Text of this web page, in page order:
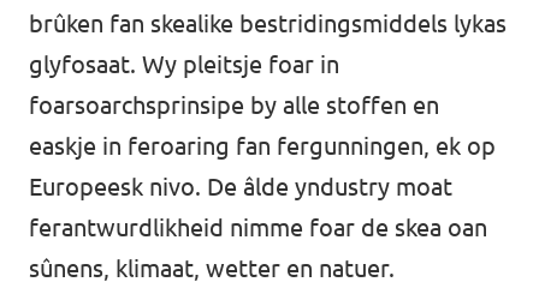
brûken fan skealike bestridingsmiddels lykas
glyfosaat. Wy pleitsje foar in
foarsoarchsprinsipe by alle stoffen en
easkje in feroaring fan fergunningen, ek op
Europeesk nivo. De âlde yndustry moat
ferantwurdlikheid nimme foar de skea oan
sûnens, klimaat, wetter en natuer.